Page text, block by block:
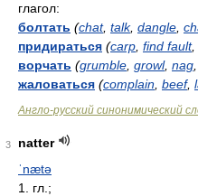
глагол:
болтать (chat, talk, dangle
придираться (carp find fault,
ворчать (grumble growl, nag
жаловаться (complain beef,
Англо-русский синонимический
3
natter
ˈnætə
1. гл.;